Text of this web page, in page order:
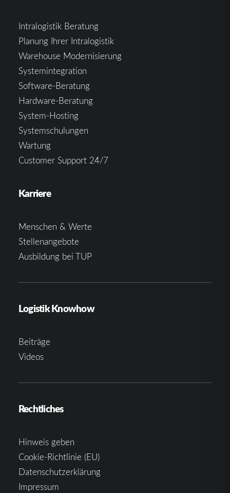
Intralogistik Beratung
Planung Ihrer Intralogistik
Warehouse Modernisierung
Systemintegration
Software-Beratung
Hardware-Beratung
System-Hosting
Systemschulungen
Wartung
Customer Support 24/7
Karriere
Menschen & Werte
Stellenangebote
Ausbildung bei TUP
Logistik Knowhow
Beiträge
Videos
Rechtliches
Hinweis geben
Cookie-Richtlinie (EU)
Datenschutzerklärung
Impressum